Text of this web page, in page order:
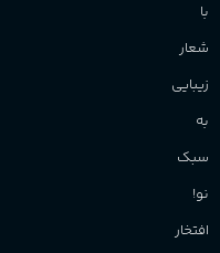
با
شعار
زیبایی
به
سبک
نو!
افتخار